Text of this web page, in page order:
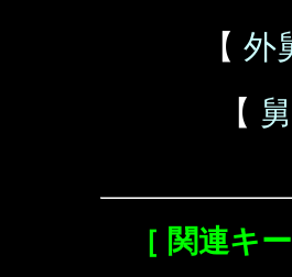
【 外
【 舅
［ 関連キ